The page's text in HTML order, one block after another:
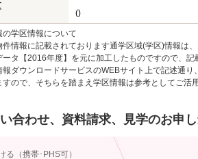
()
学区情報について
件情報に記載されております通学区域(学区)情報は
ータ【2016年度】を元に加工したものですので、記
報ダウンロードサービスのWEBサイト上で記述通
ので、そちらを踏まえ学区情報は参考としてご活用
合わせ、資料請求、見学のお申
る（携帯･PHS可）